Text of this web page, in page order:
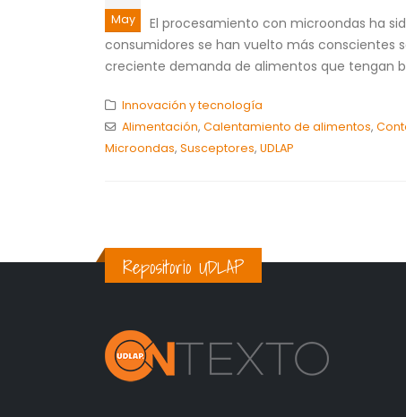
May
El procesamiento con microondas ha
consumidores se han vuelto más conscientes
creciente demanda de alimentos que tengan
Innovación y tecnología
Alimentación, Calentamiento de alimentos,
Microondas, Susceptores, UDLAP
Repositorio UDLAP